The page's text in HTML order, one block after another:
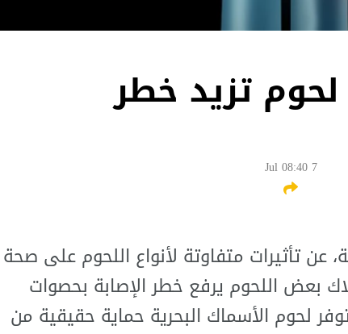
تزيد خطر
7 Jul 08:40
تأثيرات متفاوتة لأنواع اللحوم على صحة
بعض اللحوم يرفع خطر الإصابة بحصوات
لحوم الأسماك البحرية حماية حقيقية من